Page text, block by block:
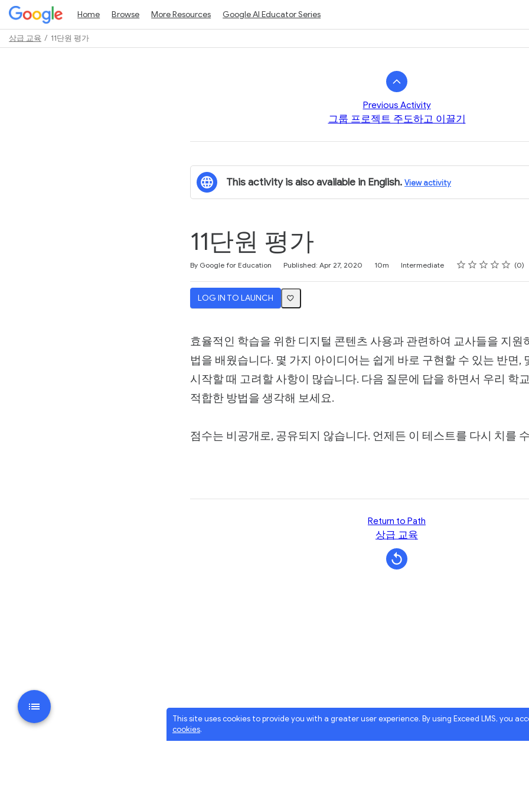
This site uses cookies to provide you with a greater user experience. By using Exceed LMS, you
cookies.
Home Browse More Resources Google AI Educator Series
상급 교육 11단원 평가
Previous Activity
그룹 프로젝트 주도하고 이끌기
This activity is also available in English. View activity
11단원 평가
By Google for Education Published: Apr 27, 2020 10m Intermediate Rating
1 star
2 stars
3 stars
4 stars
5 stars 0
LOG IN TO LAUNCH
효율적인 학습을 위한 디지털 콘텐츠 사용과 관련하여 교사들을 지원
법을 배웠습니다. 몇 가지 아이디어는 쉽게 바로 구현할 수 있는 반면,
시작할 때 고려할 사항이 많습니다. 다음 질문에 답을 하면서 우리 학
적합한 방법을 생각해 보세요.
점수는 비공개로, 공유되지 않습니다. 언제든 이 테스트를 다시 치를
Return to Path
상급 교육